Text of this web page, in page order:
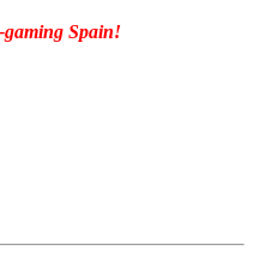
gaming Spain!